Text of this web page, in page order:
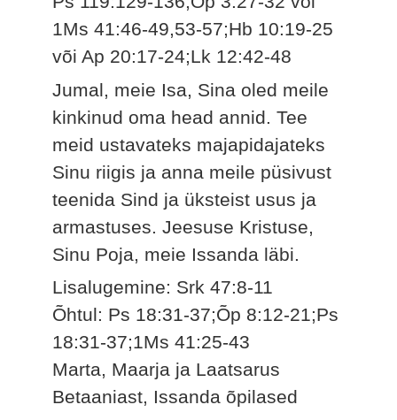
1Ms 41:46-49,53-57;Hb 10:19-25
või Ap 20:17-24;Lk 12:42-48
Jumal, meie Isa, Sina oled meile
kinkinud oma head annid. Tee
meid ustavateks majapidajateks
Sinu riigis ja anna meile püsivust
teenida Sind ja üksteist usus ja
armastuses. Jeesuse Kristuse,
Sinu Poja, meie Issanda läbi.
Lisalugemine: Srk 47:8-11
Õhtul: Ps 18:31-37;Õp 8:12-21;Ps
18:31-37;1Ms 41:25-43
Marta, Maarja ja Laatsarus
Betaaniast, Issanda õpilased